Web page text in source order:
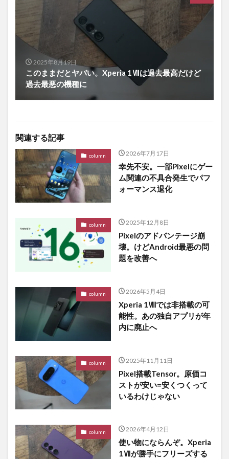
2025年8月19日
このままだとヤバい。Xperia 1Ⅶは過去最高だけど
過去最悪の機種に
関連する記事
column 2026年7月17日
幸先不安。一部Pixelにゲー
ム関連の不具合発生でパフ
ォーマンス退化
column 2025年12月8日
Pixelのアドバンテージ崩
壊。けどAndroid最悪の問
題を改善へ
column 2026年5月4日
Xperia 1Ⅷでは非搭載の可
能性。あの独自アプリが年
内に廃止へ
column 2025年11月11日
Pixel搭載Tensor。原価コ
ストが安い=安くつくって
いるわけじゃない
column 2026年4月12日
使い物にならんぞ。Xperia
1Ⅶが勝手にフリーズする